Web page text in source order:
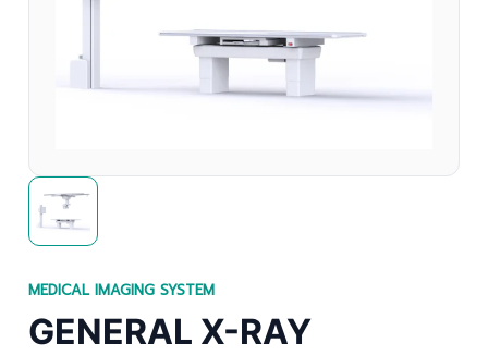
MEDICAL IMAGING SYSTEM
GENERAL X-RAY